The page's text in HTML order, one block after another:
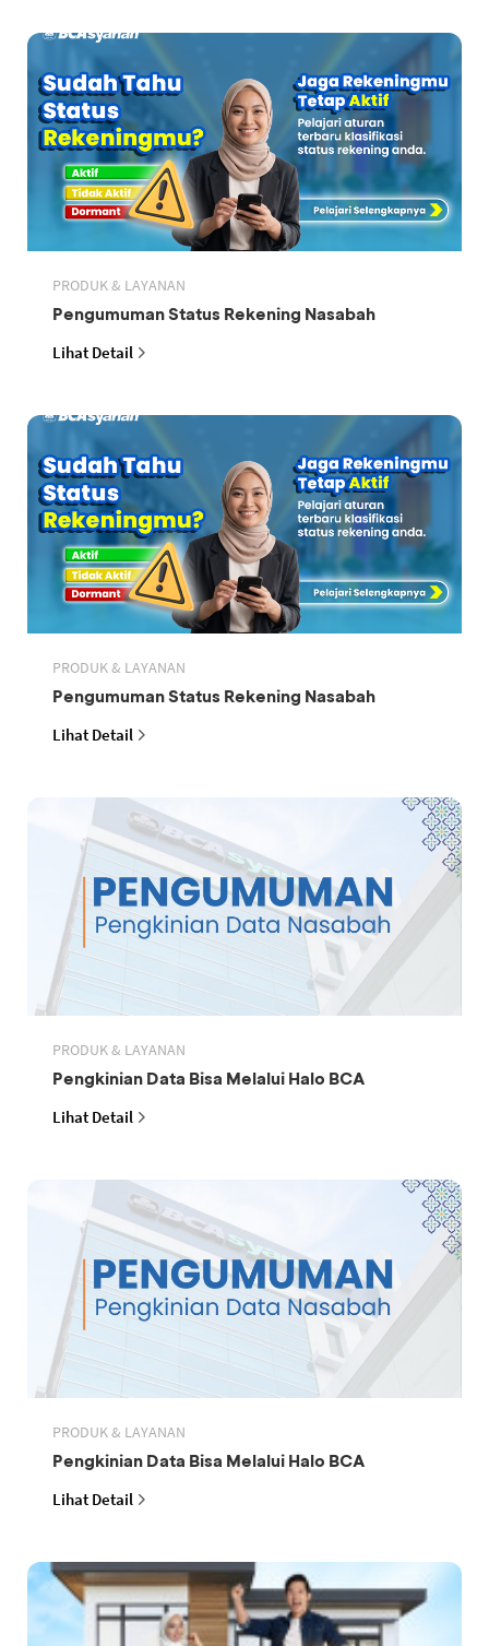
PRODUK & LAYANAN
Pengumuman Status Rekening Nasabah
Lihat Detail
PRODUK & LAYANAN
Pengumuman Status Rekening Nasabah
Lihat Detail
PRODUK & LAYANAN
Pengkinian Data Bisa Melalui Halo BCA
Lihat Detail
PRODUK & LAYANAN
Pengkinian Data Bisa Melalui Halo BCA
Lihat Detail